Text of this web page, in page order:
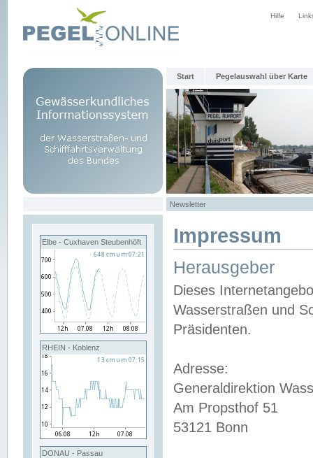
Hilfe
Start Pegelauswahl über Karte
Newsletter
Elbe - Cuxhaven Steubenhöft
RHEIN - Koblenz
DONAU - Passau
Impressum
Herausgeber
Dieses
Wasserstraßen und
Präsidenten.
Adresse:
Generaldirektion
Am Propsthof 51
53121 Bonn